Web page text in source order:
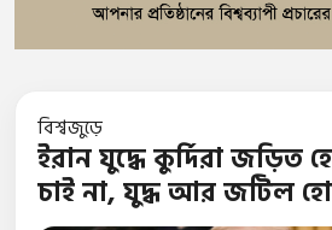
বিশ্বজুড়ে
ইরান যুদ্ধে কুর্দিরা
চাই না, যুদ্ধ আর জটিল